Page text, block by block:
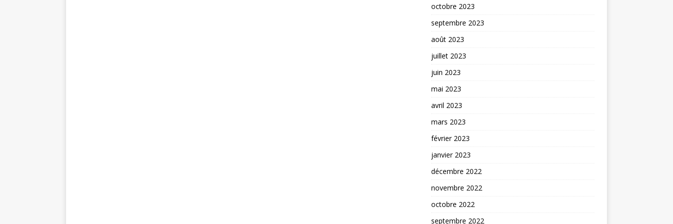
octobre 2023
septembre 2023
août 2023
juillet 2023
juin 2023
mai 2023
avril 2023
mars 2023
février 2023
janvier 2023
décembre 2022
novembre 2022
octobre 2022
septembre 2022